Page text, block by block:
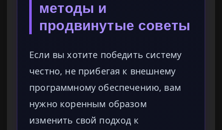
методы и
продвинутые советы
Если вы хотите победить систему
честно, не прибегая к внешнему
программному обеспечению, вам
нужно коренным образом
изменить свой подход к